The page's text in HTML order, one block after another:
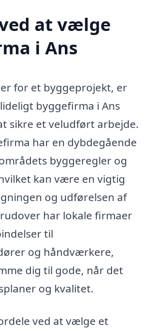
at vælge
i Ans
for et byggeprojekt, er
byggefirma i Ans
sikre et veludført arbejde.
har en dybdegående
byggeregler og
kan være en vigtig
og udførelsen af
har lokale firmaer
til
og håndværkere,
dig til gode, når det
og kvalitet.
ved at vælge et